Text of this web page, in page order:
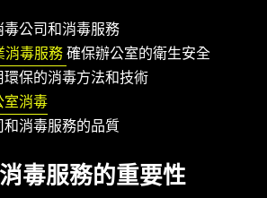
公司和消毒服務
消毒服務確保辦公室的衛生安全
保的消毒方法和技術
室消毒
消毒服務的品質
毒服務的重要性